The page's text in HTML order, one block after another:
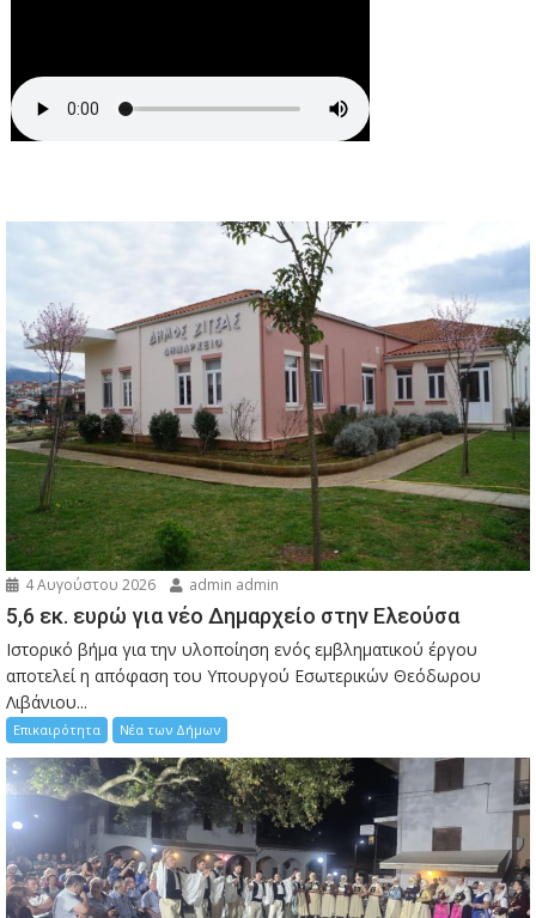
4 Αυγούστου 2026 admin admin
5,6 εκ. ευρώ για νέο Δημαρχείο στην Ελεούσα
Ιστορικό βήμα για την υλοποίηση ενός εμβληματικού έργου
αποτελεί η απόφαση του Υπουργού Εσωτερικών Θεόδωρου
Λιβάνιου...
Επικαιρότητα Νέα των Δήμων